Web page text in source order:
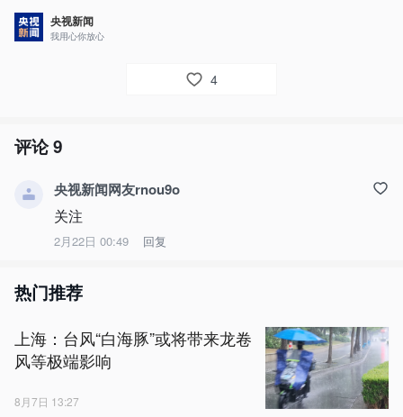
央视新闻
我用心你放心
4
评论9
央视新闻网友rnou9o
关注
2月22日 00:49 回复
热门推荐
上海：台风“白海豚”或将带来龙卷
风等极端影响
8月7日 13:27